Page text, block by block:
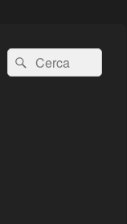
Cerca:Cerca